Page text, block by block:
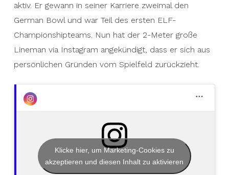
aktiv. Er gewann in seiner Karriere zweimal den
German Bowl und war Teil des ersten ELF-
Championshipteams. Nun hat der 2-Meter große
Lineman via Instagram angekündigt, dass er sich aus
persönlichen Gründen vom Spielfeld zurückzieht.
Klicke hier, um Marketing-Cookies zu
akzeptieren und diesen Inhalt zu aktivieren